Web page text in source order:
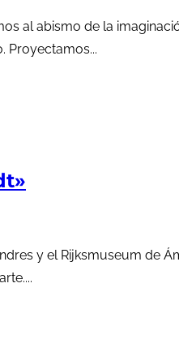
al abismo de la
Proyectamos...
y el Rijksmuseum de